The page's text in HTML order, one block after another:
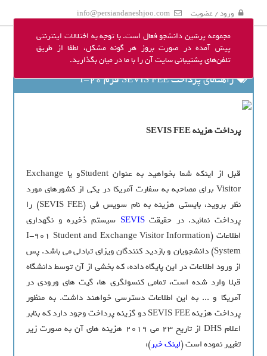
مجموعه پرشین دانشجو فعال است. با توجه به اختلالات اینترنتی
پیش آمده در صورت بروز هر گونه مشکل، لطفا از طریق
تلفن‌های پشتیبانی سایت آن را با ما در میان بگذارید.
ورود / عضویت info@persiandaneshjoo.com
راهنمای پرداخت SEVIS FEE فرم I-20
پرداخت هزینه SEVIS FEE
قبل از اینکه شما بخواهید به عنوان Studentو یا Exchange
Visitor برای مصاحبه به سفارت آمریکا در یکی از کشورهای مورد
نظر بروید، بایستی هزینه به نام سویس فی (SEVIS FEE) را
پرداخت نمائید. در حقیقتSEVIS سیستم ذخیره و نگهداری
اطلاعات (I-901 Student and Exchange Visitor Information
System) دانشجویان و بازدید کنندگان ویزای تبادلی می باشد. پس
از ورود اطلاعات در این پایگاه داده، که بخشی از آن توسط دانشگاه
قبلا وارد شده است، تمامی کنسولگری ها، گیت های ورودی در
آمریکا و ... به این اطلاعات دسترسی خواهند داشت. به منظور
پرداخت هزینه SEVIS FEE دو گزینه پرداخت وجود دارد که بنابر
اعلام DHS از تاریخ 23 می 2019 هزینه های آن به صورت زیر
تغییر نموده است (لینک خبر):